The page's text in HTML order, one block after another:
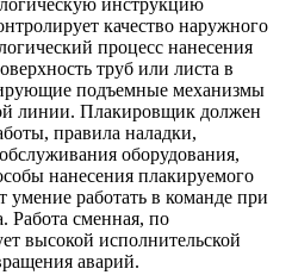
качество наружного
процесс нанесения
труб или листа в
подъемные механизмы
линии. Плакировщик должен
правила наладки,
оборудования,
нанесения плакируемого
умение работать в команде при
Работа сменная, по
высокой исполнительской
аварий.